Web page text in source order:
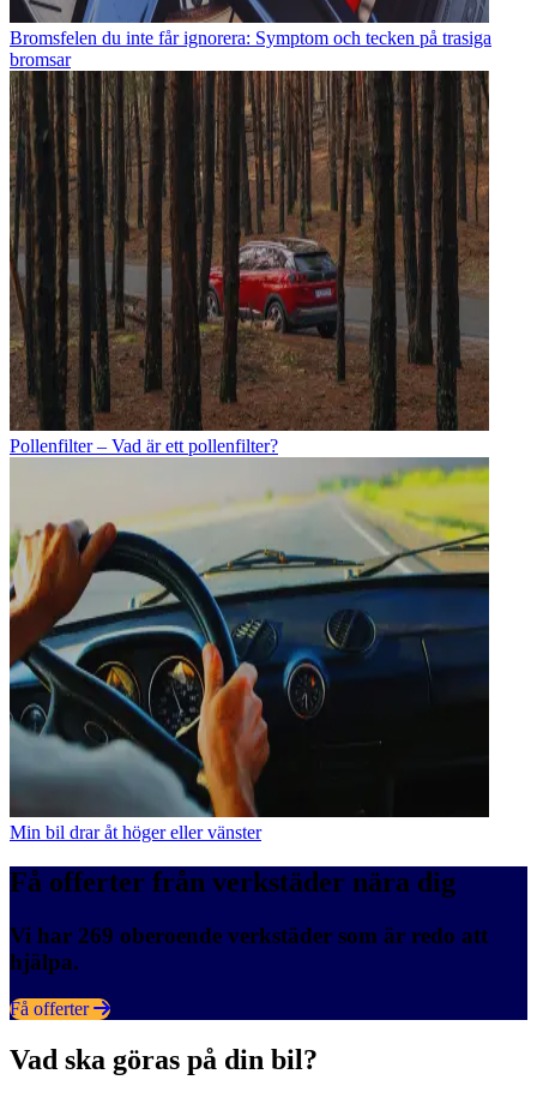
Bromsfelen du inte får ignorera: Symptom och tecken på trasiga
bromsar
Pollenfilter – Vad är ett pollenfilter?
Min bil drar åt höger eller vänster
Få offerter från verkstäder nära dig
Vi har 269 oberoende verkstäder som är redo att
hjälpa.
Få offerter
Vad ska göras på din bil?